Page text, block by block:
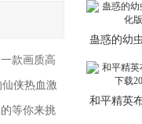
款画质高
侠热血激
等你来挑
蛊惑的幼
和平精英